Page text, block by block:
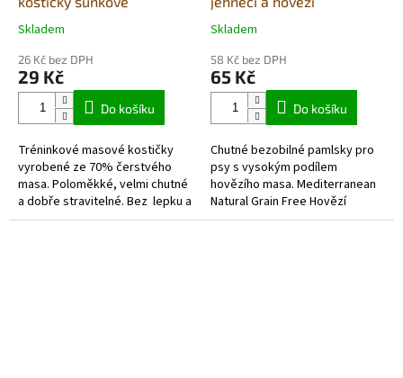
Průměrné
produktu
je
hvězdiček.
Skladem
26 Kč bez DPH
29 Kč
Do košíku
Tréninkové masové kostičky
vyrobené ze 70% čerstvého
masa. Poloměkké, velmi chutné
a dobře stravitelné. Bez lepku a
hypoalergenní.
Průměrné
produktu
je
hvězdiček.
Skladem
58 Kč bez DPH
65 Kč
Do košíku
Chutné bezobilné pamlsky pro
psy s vysokým podílem
hovězího masa. Mediterranean
Natural Grain Free Hovězí
obsahují 69,4 % kvalitního